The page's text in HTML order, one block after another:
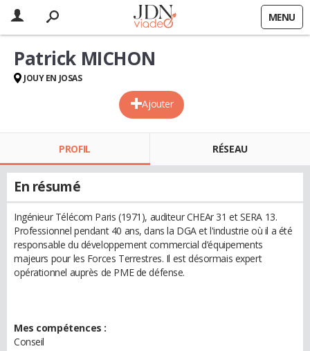
MENU
Ajouter
Patrick MICHON
JOUY EN JOSAS
PROFIL RÉSEAU
En résumé
Ingénieur Télécom Paris (1971), auditeur CHEAr 31 et SERA 13.
Professionnel pendant 40 ans, dans la DGA et l'industrie où il a été
responsable du développement commercial d’équipements
majeurs pour les Forces Terrestres. Il est désormais expert
opérationnel auprès de PME de défense.
Mes compétences :
Conseil